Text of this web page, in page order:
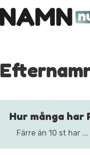
Hur många har
Färre än 10 st har